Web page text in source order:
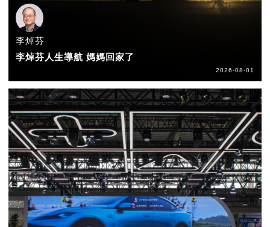
李焯芬
李焯芬人生導航 媽媽回家了
2026-08-01